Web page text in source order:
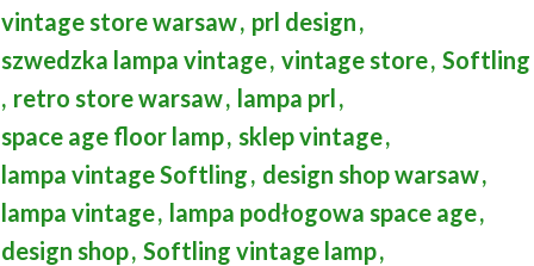
vintage store warsaw, prl design,
szwedzka lampa vintage, vintage store, Softling
, retro store warsaw, lampa prl,
space age floor lamp, sklep vintage,
lampa vintage Softling, design shop warsaw,
lampa vintage, lampa podłogowa space age,
design shop, Softling vintage lamp,